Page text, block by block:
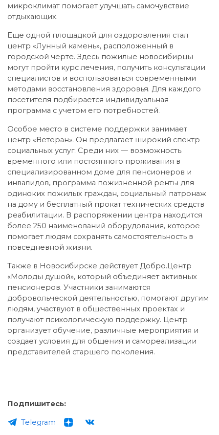
микроклимат помогает улучшать самочувствие
отдыхающих.
Еще одной площадкой для оздоровления стал
центр «Лунный камень», расположенный в
городской черте. Здесь пожилые новосибирцы
могут пройти курс лечения, получить консультации
специалистов и воспользоваться современными
методами восстановления здоровья. Для каждого
посетителя подбирается индивидуальная
программа с учетом его потребностей.
Особое место в системе поддержки занимает
центр «Ветеран». Он предлагает широкий спектр
социальных услуг. Среди них — возможность
временного или постоянного проживания в
специализированном доме для пенсионеров и
инвалидов, программа пожизненной ренты для
одиноких пожилых граждан, социальный патронаж
на дому и бесплатный прокат технических средств
реабилитации. В распоряжении центра находится
более 250 наименований оборудования, которое
помогает людям сохранять самостоятельность в
повседневной жизни.
Также в Новосибирске действует Добро.Центр
«Молоды душой», который объединяет активных
пенсионеров. Участники занимаются
добровольческой деятельностью, помогают другим
людям, участвуют в общественных проектах и
получают психологическую поддержку. Центр
организует обучение, различные мероприятия и
создает условия для общения и самореализации
представителей старшего поколения.
Подпишитесь:
Telegram